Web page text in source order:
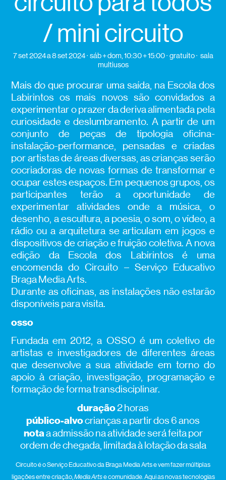
/ mini circuito
7 set 2024a 8 set 2024 sáb + dom, 10:30 + 15:00 gratuito
sala
multiusos
Mais do que procurar uma saída, na Escola dos
Labirintos os mais novos são convidados a
experimentar o prazer da deriva alimentada pela
curiosidade e deslumbramento. A partir de um
conjunto de peças de tipologia oficina-
instalação-performance, pensadas e criadas
por artistas de áreas diversas, as crianças serão
cocriadoras de novas formas de transformar e
ocupar estes espaços. Em pequenos grupos, os
participantes terão a oportunidade de
experimentar atividades onde a música, o
desenho, a escultura, a poesia, o som, o vídeo, a
rádio ou a arquitetura se articulam em jogos e
dispositivos de criação e fruição coletiva. A nova
edição da Escola dos Labirintos é uma
encomenda do Circuito – Serviço Educativo
Braga Media Arts.
Durante as oficinas, as instalações não estarão
disponíveis para visita.
osso
Fundada em 2012, a OSSO é um coletivo de
artistas e investigadores de diferentes áreas
que desenvolve a sua atividade em torno do
apoio à criação, investigação, programação e
formação de forma transdisciplinar.
duração2 horas
público-alvocrianças a partir dos 6 anos
notaa admissão na atividade será feita por
ordem de chegada, limitada à lotação da sala
Circuito é o Serviço Educativo da Braga Media Arts e vem fazer múltiplas
ligações entre criação, Media Artse comunidade. Aqui as novas tecnologias